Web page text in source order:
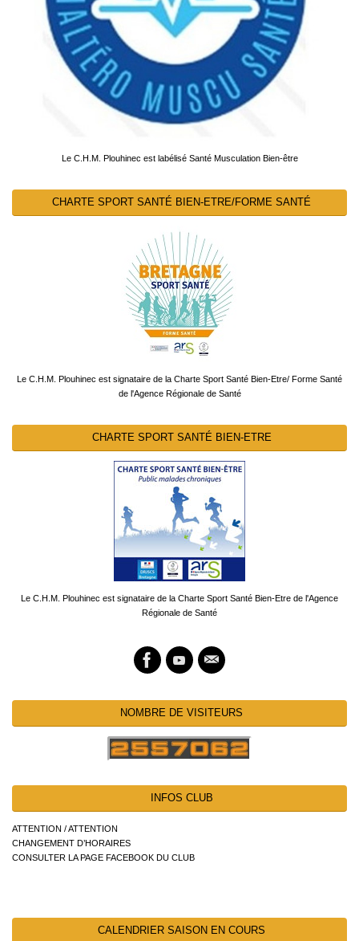
Le C.H.M. Plouhinec est labélisé Santé Musculation Bien-être
CHARTE SPORT SANTÉ BIEN-ETRE/FORME SANTÉ
Le C.H.M. Plouhinec est signataire de la Charte Sport Santé Bien-Etre/ Forme Santé
de l'Agence Régionale de Santé
CHARTE SPORT SANTÉ BIEN-ETRE
Le C.H.M. Plouhinec est signataire de la Charte Sport Santé Bien-Etre de l'Agence
Régionale de Santé
NOMBRE DE VISITEURS
INFOS CLUB
ATTENTION / ATTENTION
CHANGEMENT D’HORAIRES
CONSULTER LA PAGE FACEBOOK DU CLUB
CALENDRIER SAISON EN COURS